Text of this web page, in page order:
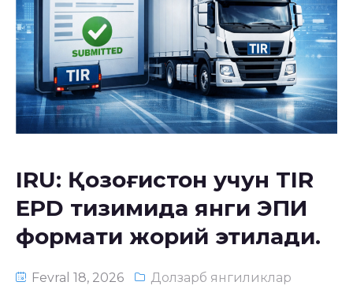
IRU: Қозоғистон учун TIR
EPD тизимида янги ЭПИ
формати жорий этилади.
Fevral 18, 2026
Долзарб янгиликлар